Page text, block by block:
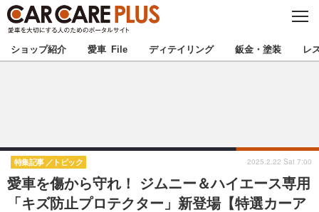
C
S
E
★カーケアプラス認定★ 厳選プロショップを地域から探す
甲信越 北陸
東海 関西
ショップ紹介 愛車 File ディテイリング 鈑金・塗装 レ
愛車を傷から守れ！ ジムニー＆ハイエース専用
「キズ防止プロテクター」新登場【特選カーア
特集記事 トピック 2025.2.22 Sat 7:00